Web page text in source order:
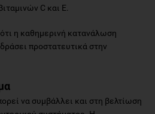
C και Ε.
η καθημερινή κατανάλωση
προστατευτικά στην
να συμβάλλει και στη βελτίωση